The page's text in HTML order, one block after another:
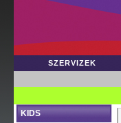
SZERVIZEK
KIDS